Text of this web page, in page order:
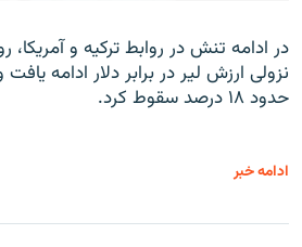
در ادامه تنش در روابط ترکیه و آمریکا،
نزولی ارزش لیر در برابر دلار ادامه
حدود ۱۸ درصد سقوط کرد.
ادامه خبر